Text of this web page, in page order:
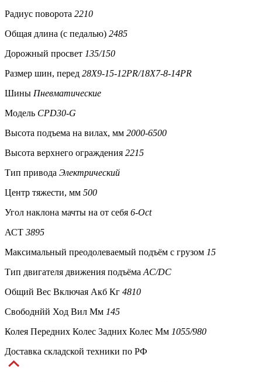
Радиус поворота 2210
Общая длина (с педалью) 2485
Дорожный просвет 135/150
Размер шин, перед 28X9-15-12PR/18X7-8-14PR
Шины Пневматические
Модель CPD30-G
Высота подъема на вилах, мм 2000-6500
Высота верхнего ограждения 2215
Тип привода Электрический
Центр тяжести, мм 500
Угол наклона мачты на от себя 6-Oct
АСТ 3895
Максимальный преодолеваемый подъём с грузом 15
Тип двигателя движения подъёма AC/DC
Общий Вес Включая Акб Кг 4810
Свободнйй Ход Вил Мм 145
Колея Передних Колес Задних Колес Мм 1055/980
Доставка складской техники по РФ